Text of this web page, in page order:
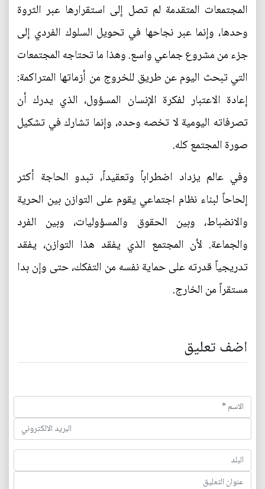
المجتمعات المتقدمة لم تصل إلى استقرارها عبر الثروة
وحدها، وإنما عبر نجاحها في تحويل السلوك الفردي إلى
جزء من مشروع جماعي واسع. وهذا ما تحتاجه المجتمعات
التي تبحث اليوم عن طريق للخروج من أزماتها المتراكمة:
إعادة الاعتبار لفكرة الإنسان المسؤول، الذي يدرك أن
تصرفاته اليومية لا تخصه وحده، وإنما تشارك في تشكيل
صورة المجتمع كله.
وفي عالم يزداد اضطراباً وتعقيداً، تبدو الحاجة أكثر
إلحاحاً لبناء نظام اجتماعي يقوم على التوازن بين الحرية
والانضباط، وبين الحقوق والمسؤوليات، وبين الفرد
والجماعة. لأن المجتمع الذي يفقد هذا التوازن، يفقد
تدريجياً قدرته على حماية نفسه من التفكك، حتى وإن بدا
مستقراً من الخارج.
اضف تعليق